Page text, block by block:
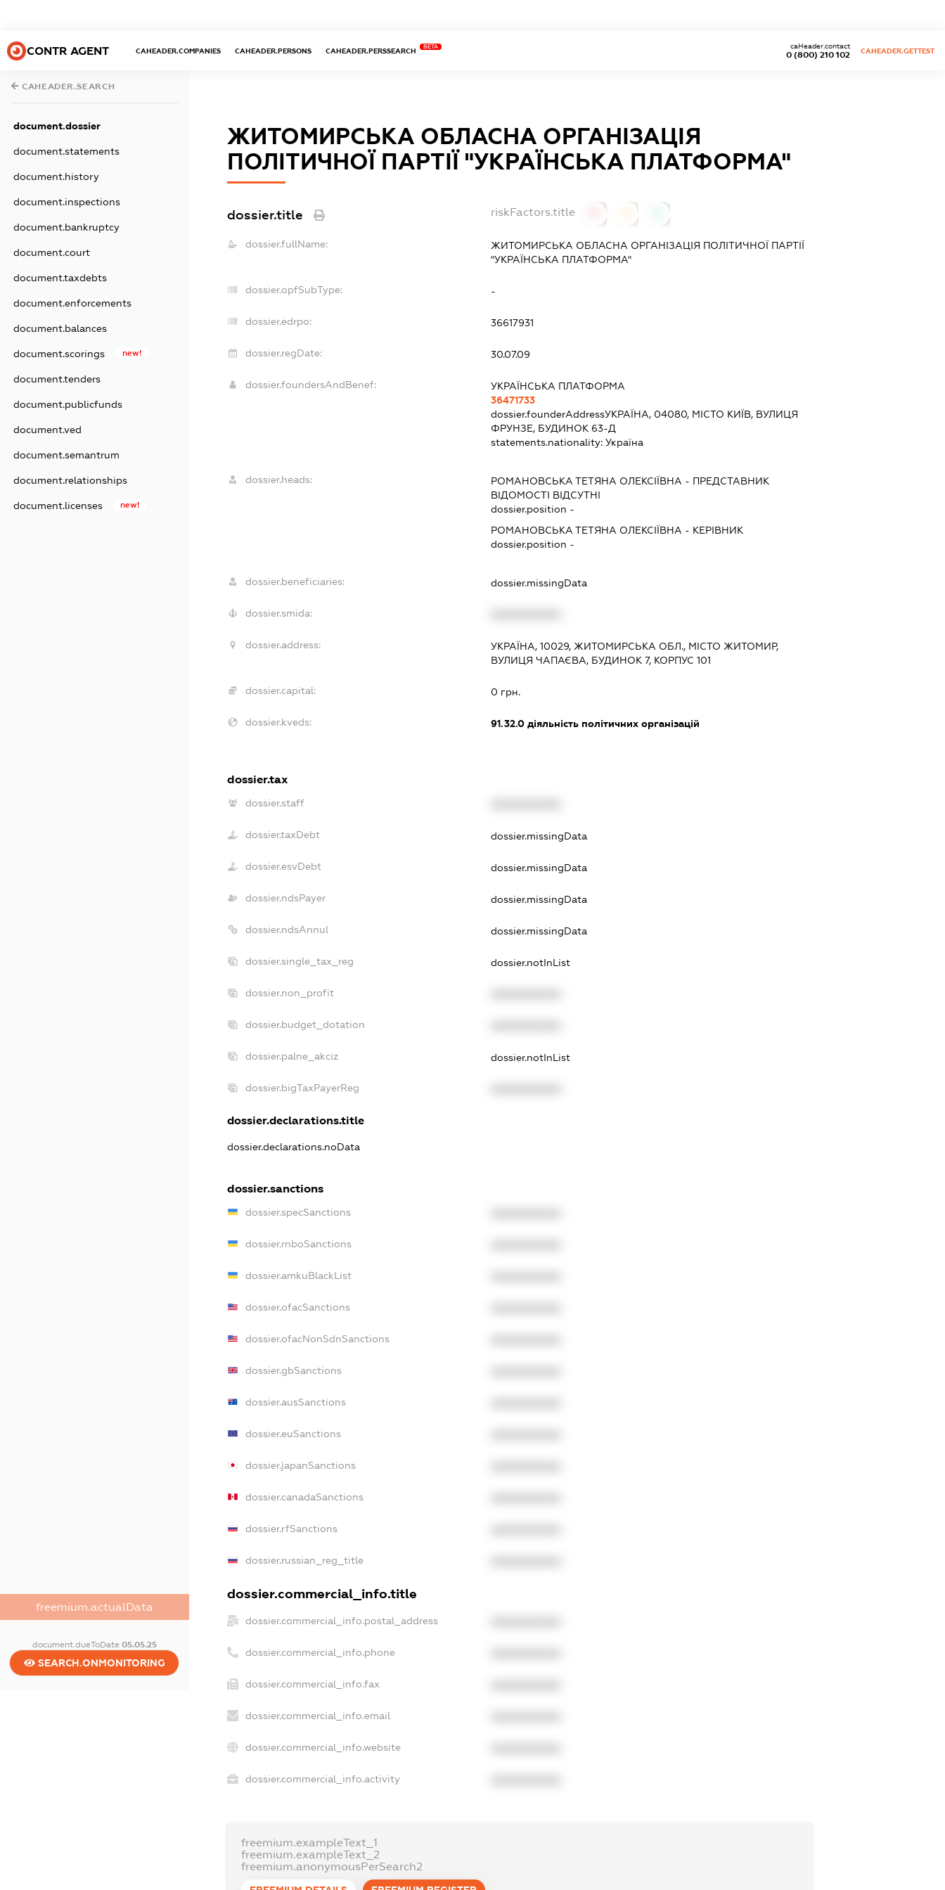
CONTR AGENT CAHEADER.COMPANIES CAHEADER.PERSONS CAHEADER.PERSSEARCH
BETA
0 (800) 210 102
caHeader.contact
CAHEADER.GETTEST
CAHEADER.SEARCH
document.dossier
document.statements
document.history
document.inspections
document.bankruptcy
document.court
document.taxdebts
document.enforcements
document.balances
document.scorings new!
document.tenders
document.publicfunds
document.ved
document.semantrum
document.relationships
document.licenses new!
freemium.actualData
document.dueToDate 05.05.25
SEARCH.ONMONITORING
ЖИТОМИРСЬКА ОБЛАСНА ОРГАНІЗАЦІЯ
ПОЛІТИЧНОЇ ПАРТІЇ "УКРАЇНСЬКА ПЛАТФОРМА"
dossier.title riskFactors.title
dossier.fullName:
ЖИТОМИРСЬКА ОБЛАСНА ОРГАНІЗАЦІЯ ПОЛІТИЧНОЇ ПАРТІЇ
"УКРАЇНСЬКА ПЛАТФОРМА"
dossier.opfSubType: -
dossier.edrpo: 36617931
dossier.regDate: 30.07.09
dossier.foundersAndBenef:
УКРАЇНСЬКА ПЛАТФОРМА
36471733
dossier.founderAddressУКРАЇНА, 04080, МІСТО КИЇВ, ВУЛИЦЯ
ФРУНЗЕ, БУДИНОК 63-Д
statements.nationality: Україна
dossier.heads: РОМАНОВСЬКА ТЕТЯНА ОЛЕКСІЇВНА - ПРЕДСТАВНИК
ВІДОМОСТІ ВІДСУТНІ
dossier.position -
РОМАНОВСЬКА ТЕТЯНА ОЛЕКСІЇВНА - КЕРІВНИК
dossier.position -
dossier.beneficiaries: dossier.missingData
dossier.smida:
dossier.address:
УКРАЇНА, 10029, ЖИТОМИРСЬКА ОБЛ., МІСТО ЖИТОМИР,
ВУЛИЦЯ ЧАПАЄВА, БУДИНОК 7, КОРПУС 101
dossier.capital: 0 грн.
dossier.kveds: 91.32.0діяльність політичних організацій
dossier.tax
dossier.staff
dossier.taxDebt dossier.missingData
dossier.esvDebt dossier.missingData
dossier.ndsPayer dossier.missingData
dossier.ndsAnnul dossier.missingData
dossier.single_tax_reg dossier.notInList
dossier.non_profit
dossier.budget_dotation
dossier.palne_akciz dossier.notInList
dossier.bigTaxPayerReg
dossier.declarations.title
dossier.declarations.noData
dossier.sanctions
dossier.specSanctions
dossier.rnboSanctions
dossier.amkuBlackList
dossier.ofacSanctions
dossier.ofacNonSdnSanctions
dossier.gbSanctions
dossier.ausSanctions
dossier.euSanctions
dossier.japanSanctions
dossier.canadaSanctions
dossier.rfSanctions
dossier.russian_reg_title
dossier.commercial_info.title
dossier.commercial_info.postal_address
dossier.commercial_info.phone
dossier.commercial_info.fax
dossier.commercial_info.email
dossier.commercial_info.website
dossier.commercial_info.activity
freemium.exampleText_1
freemium.exampleText_2
freemium.anonymousPerSearch2